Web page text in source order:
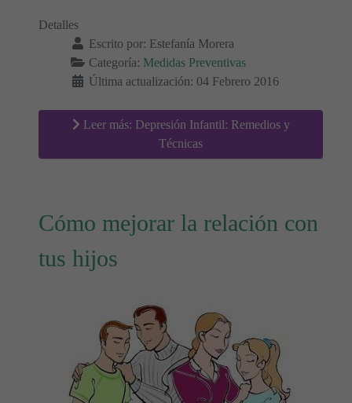
Detalles
Escrito por: Estefanía Morera
Categoría: Medidas Preventivas
Última actualización: 04 Febrero 2016
Leer más: Depresión Infantil: Remedios y
Técnicas
Cómo mejorar la relación con
tus hijos